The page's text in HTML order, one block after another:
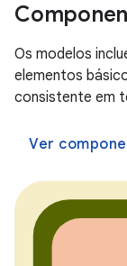
Os modelos
elementos
consistente em
Ver